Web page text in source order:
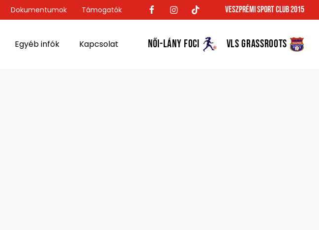
Dokumentumok Támogatók Veszprémi Sport Club 2015
NŐI-LÁNY FOCI VLS GRASSROOTS
Egyéb infók Kapcsolat